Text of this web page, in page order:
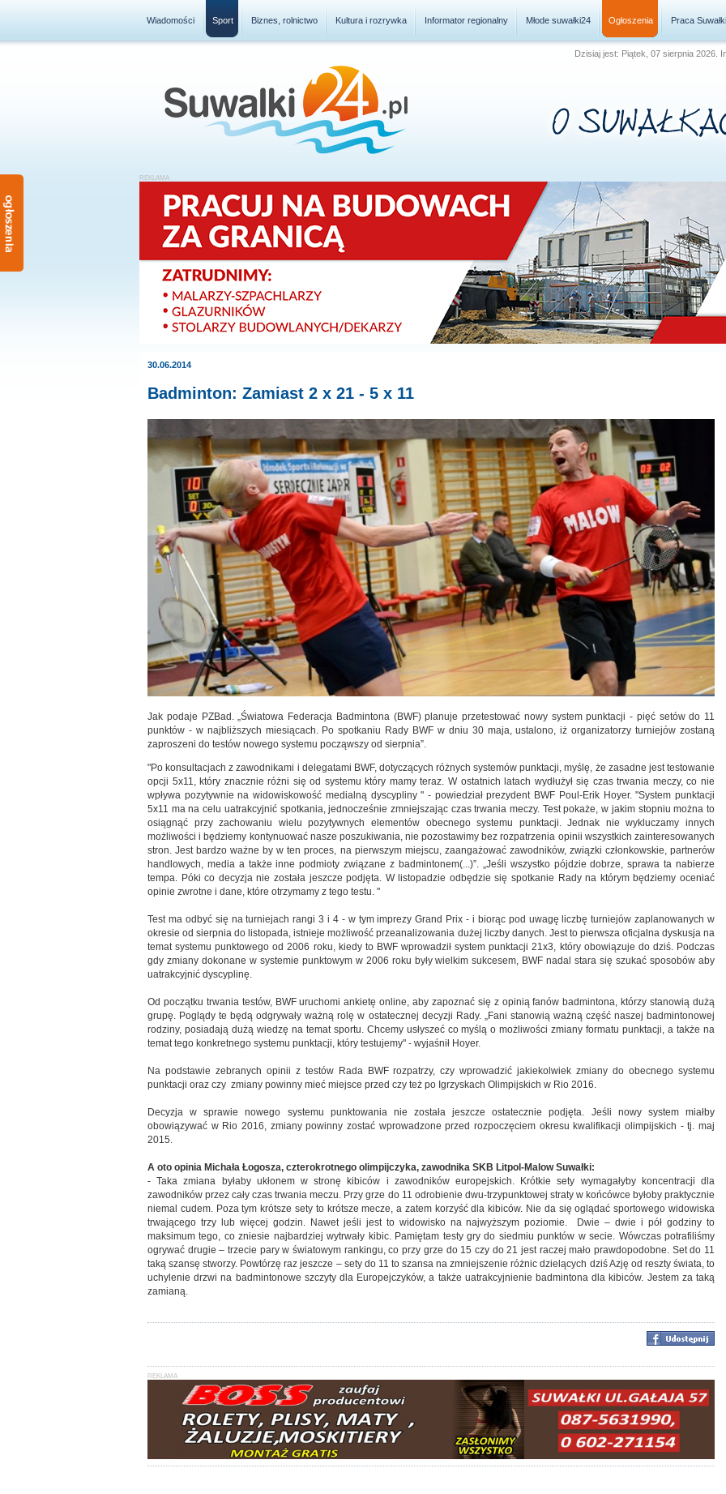
Wiadomości Sport Biznes, rolnictwo Kultura i rozrywka Informator regionalny Młode suwałki24 Ogłoszenia Praca Suwałki
Dzisiaj jest: Piątek, 07 sierpnia 2026.
30.06.2014
Badminton: Zamiast 2 x 21 - 5 x 11
Jak podaje PZBad. „Światowa Federacja Badmintona (BWF) planuje przetestować nowy system punktacji - pięć setów do 11
punktów - w najbliższych miesiącach. Po spotkaniu Rady BWF w dniu 30 maja, ustalono, iż organizatorzy turniejów zostaną
zaproszeni do testów nowego systemu począwszy od sierpnia”.
"Po konsultacjach z zawodnikami i delegatami BWF, dotyczących różnych systemów punktacji, myślę, że zasadne jest testowanie
opcji 5x11, który znacznie różni się od systemu który mamy teraz. W ostatnich latach wydłużył się czas trwania meczy, co nie
wpływa pozytywnie na widowiskowość medialną dyscypliny " - powiedział prezydent BWF Poul-Erik Hoyer. "System punktacji
5x11 ma na celu uatrakcyjnić spotkania, jednocześnie zmniejszając czas trwania meczy. Test pokaże, w jakim stopniu można to
osiągnąć przy zachowaniu wielu pozytywnych elementów obecnego systemu punktacji. Jednak nie wykluczamy innych
możliwości i będziemy kontynuować nasze poszukiwania, nie pozostawimy bez rozpatrzenia opinii wszystkich zainteresowanych
stron. Jest bardzo ważne by w ten proces, na pierwszym miejscu, zaangażować zawodników, związki członkowskie, partnerów
handlowych, media a także inne podmioty związane z badmintonem(...)”. „Jeśli wszystko pójdzie dobrze, sprawa ta nabierze
tempa. Póki co decyzja nie została jeszcze podjęta. W listopadzie odbędzie się spotkanie Rady na którym będziemy oceniać
opinie zwrotne i dane, które otrzymamy z tego testu. "
Test ma odbyć się na turniejach rangi 3 i 4 - w tym imprezy Grand Prix - i biorąc pod uwagę liczbę turniejów zaplanowanych w
okresie od sierpnia do listopada, istnieje możliwość przeanalizowania dużej liczby danych. Jest to pierwsza oficjalna dyskusja na
temat systemu punktowego od 2006 roku, kiedy to BWF wprowadził system punktacji 21x3, który obowiązuje do dziś. Podczas
gdy zmiany dokonane w systemie punktowym w 2006 roku były wielkim sukcesem, BWF nadal stara się szukać sposobów aby
uatrakcyjnić dyscyplinę.
Od początku trwania testów, BWF uruchomi ankietę online, aby zapoznać się z opinią fanów badmintona, którzy stanowią dużą
grupę. Poglądy te będą odgrywały ważną rolę w ostatecznej decyzji Rady. „Fani stanowią ważną część naszej badmintonowej
rodziny, posiadają dużą wiedzę na temat sportu. Chcemy usłyszeć co myślą o możliwości zmiany formatu punktacji, a także na
temat tego konkretnego systemu punktacji, który testujemy" - wyjaśnił Hoyer.
Na podstawie zebranych opinii z testów Rada BWF rozpatrzy, czy wprowadzić jakiekolwiek zmiany do obecnego systemu
punktacji oraz czy zmiany powinny mieć miejsce przed czy też po Igrzyskach Olimpijskich w Rio 2016.
Decyzja w sprawie nowego systemu punktowania nie została jeszcze ostatecznie podjęta. Jeśli nowy system miałby
obowiązywać w Rio 2016, zmiany powinny zostać wprowadzone przed rozpoczęciem okresu kwalifikacji olimpijskich - tj. maj
2015.
A oto opinia Michała Łogosza, czterokrotnego olimpijczyka, zawodnika SKB Litpol-Malow Suwałki:
- Taka zmiana byłaby ukłonem w stronę kibiców i zawodników europejskich. Krótkie sety wymagałyby koncentracji dla
zawodników przez cały czas trwania meczu. Przy grze do 11 odrobienie dwu-trzypunktowej straty w końcówce byłoby praktycznie
niemal cudem. Poza tym krótsze sety to krótsze mecze, a zatem korzyść dla kibiców. Nie da się oglądać sportowego widowiska
trwającego trzy lub więcej godzin. Nawet jeśli jest to widowisko na najwyższym poziomie. Dwie – dwie i pół godziny to
maksimum tego, co zniesie najbardziej wytrwały kibic. Pamiętam testy gry do siedmiu punktów w secie. Wówczas potrafiliśmy
ogrywać drugie – trzecie pary w światowym rankingu, co przy grze do 15 czy do 21 jest raczej mało prawdopodobne. Set do 11
taką szansę stworzy. Powtórzę raz jeszcze – sety do 11 to szansa na zmniejszenie różnic dzielących dziś Azję od reszty świata, to
uchylenie drzwi na badmintonowe szczyty dla Europejczyków, a także uatrakcyjnienie badmintona dla kibiców. Jestem za taką
zamianą.